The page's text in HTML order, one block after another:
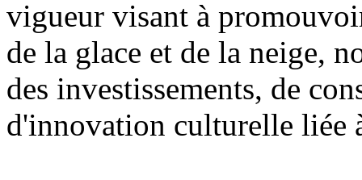
vigueur visant à
de la glace et de la neige,
des investissements, de
d'innovation culturelle liée